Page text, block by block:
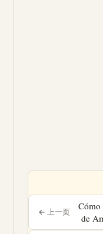
« ANTERIOR
Cómo
de